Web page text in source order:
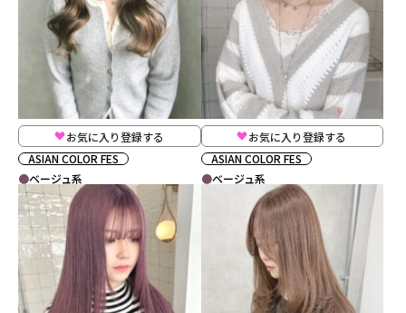
お気に入り登録する
ASIAN COLOR FES
ベージュ系
お気に入り登録する
ASIAN COLOR FES
ベージュ系